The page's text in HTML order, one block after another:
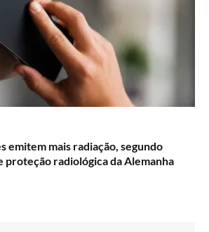
emitem mais radiação, segundo
proteção radiológica da Alemanha